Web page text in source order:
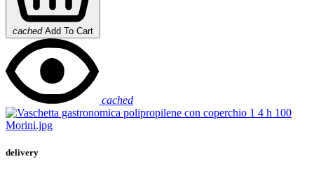
cached Add To Cart
cached
delivery